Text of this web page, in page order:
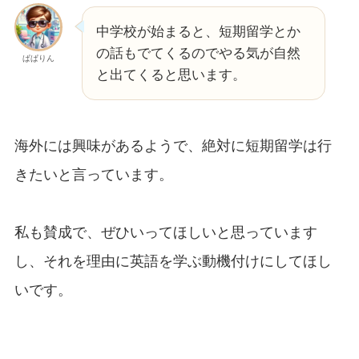
ぱぱりん
中学校が始まると、短期留学とか
の話もでてくるのでやる気が自然
と出てくると思います。
海外には興味があるようで、絶対に短期留学は行
きたいと言っています。
私も賛成で、ぜひいってほしいと思っています
し、それを理由に英語を学ぶ動機付けにしてほし
いです。